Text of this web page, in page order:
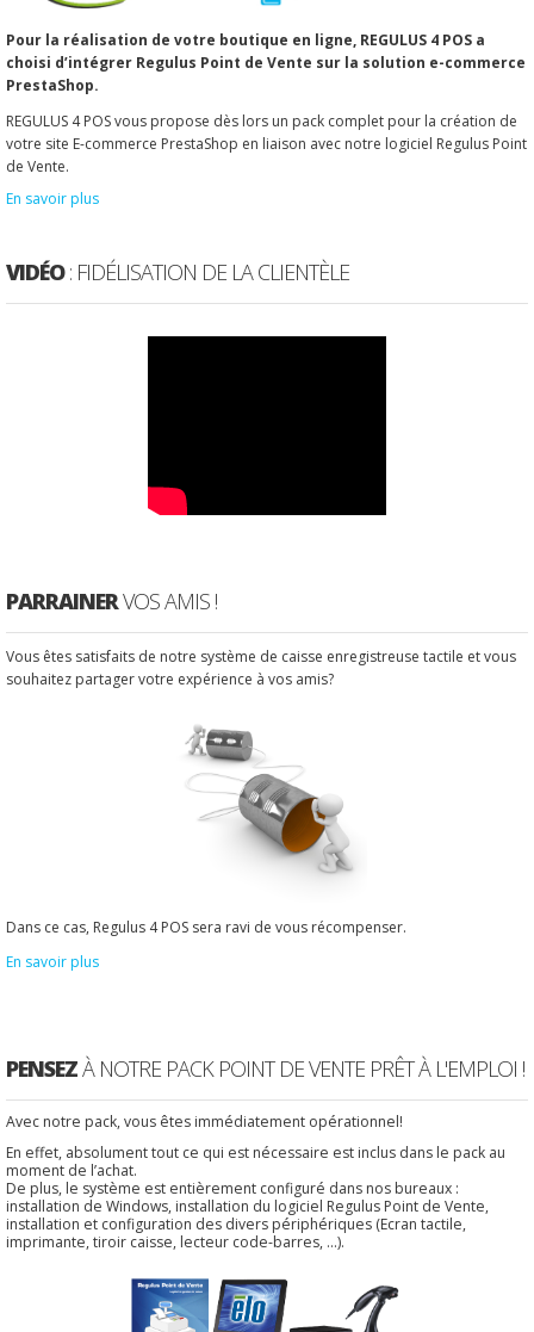
Pour la réalisation de votre boutique en ligne, REGULUS 4 POS a
choisi d’intégrer Regulus Point de Vente sur la solution e-commerce
PrestaShop.
REGULUS 4 POS vous propose dès lors un pack complet pour la création de
votre site E-commerce PrestaShop en liaison avec notre logiciel Regulus Point
de Vente.
En savoir plus
VIDÉO: FIDÉLISATION DE LA CLIENTÈLE
PARRAINERVOS AMIS !
Vous êtes satisfaits de notre système de caisse enregistreuse tactile et vous
souhaitez partager votre expérience à vos amis?
Dans ce cas, Regulus 4 POS sera ravi de vous récompenser.
En savoir plus
PENSEZÀ NOTRE PACK POINT DE VENTE PRÊT À L'EMPLOI !
Avec notre pack, vous êtes immédiatement opérationnel!
En effet, absolument tout ce qui est nécessaire est inclus dans le pack au
moment de l’achat.
De plus, le système est entièrement configuré dans nos bureaux :
installation de Windows, installation du logiciel Regulus Point de Vente,
installation et configuration des divers périphériques (Ecran tactile,
imprimante, tiroir caisse, lecteur code-barres, ...).